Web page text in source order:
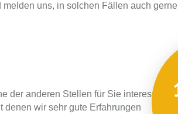
uns, in solchen Fällen auch gerne
der anderen Stellen für Sie interessant
denen wir sehr gute Erfahrungen